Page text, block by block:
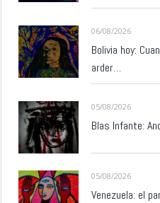
06/08/2026
Bolivia hoy:
arder…
05/08/2026
Blas Infante:
05/08/2026
Venezuela: el